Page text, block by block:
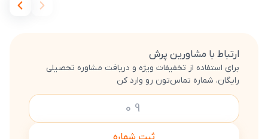
ارتباط با مشاورین پرش
برای استفاده از تخفیفات ویژه و دریافت مشاوره تحصیلی
رایگان، شماره تماس‌تون رو وارد کن